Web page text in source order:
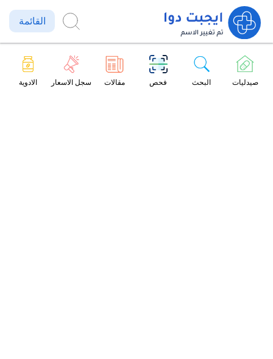
القائمة
صيدليات البحث فحص مقالات سجل الاسعار الادوية